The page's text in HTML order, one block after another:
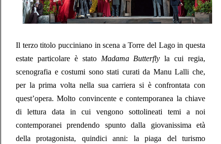
Il terzo titolo pucciniano in scena a Torre del Lago in questa
estate particolare è stato Madama Butterflyla cui regia,
scenografia e costumi sono stati curati da Manu Lalli che,
per la prima volta nella sua carriera si è confrontata con
quest’opera. Molto convincente e contemporanea la chiave
di lettura data in cui vengono sottolineati temi a noi
contemporanei prendendo spunto dalla giovanissima età
della protagonista, quindici anni: la piaga del turismo